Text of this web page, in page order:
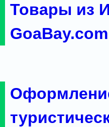
Товары из
GoaBay.com